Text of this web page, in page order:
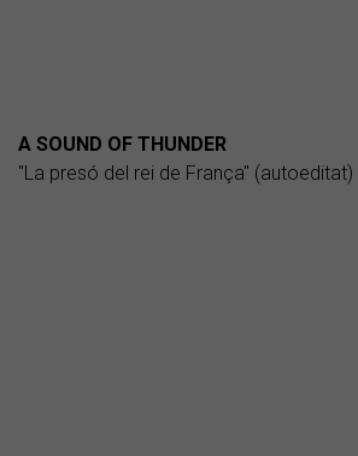
A SOUND OF THUNDER
"La presó del rei de França"